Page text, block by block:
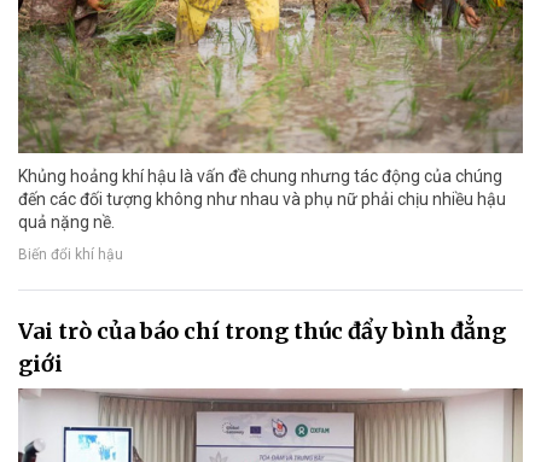
Khủng hoảng khí hậu là vấn đề chung nhưng tác động của chúng
đến các đối tượng không như nhau và phụ nữ phải chịu nhiều hậu
quả nặng nề.
Biến đổi khí hậu
Vai trò của báo chí trong thúc đẩy bình đẳng
giới